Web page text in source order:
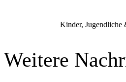
Kinder, Jugendliche
Weitere